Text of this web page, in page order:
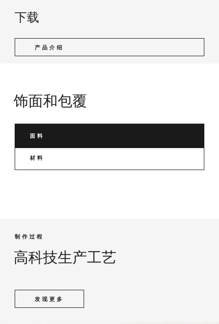
下载
产品介绍
饰面和包覆
面料
材料
制作过程
高科技生产工艺
发现更多